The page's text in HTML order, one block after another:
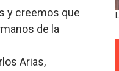
y creemos que
de la
Arias,